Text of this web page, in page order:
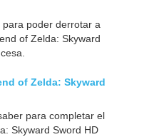
para poder derrotar a
of Zelda: Skyward
of Zelda: Skyward
para completar el
Skyward Sword HD